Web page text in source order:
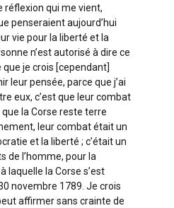
réflexion qui me vient,
penseraient aujourd’hui
vie pour la liberté et la
n’est autorisé à dire ce
que je crois [cependant]
leur pensée, parce que j’ai
eux, c’est que leur combat
la Corse reste terre
leur combat était un
et la liberté ; c’était un
de l’homme, pour la
laquelle la Corse s’est
novembre 1789. Je crois
affirmer sans crainte de